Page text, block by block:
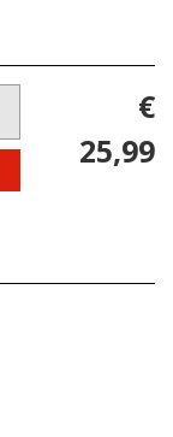
€
25,99